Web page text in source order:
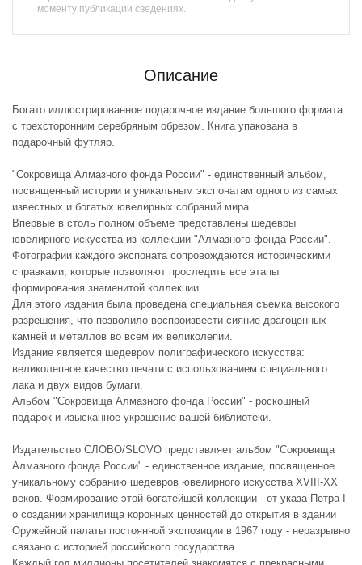
моменту публикации сведениях.
Описание
Богато иллюстрированное подарочное издание большого формата
с трехсторонним серебряным обрезом. Книга упакована в
подарочный футляр.
"Сокровища Алмазного фонда России" - единственный альбом,
посвященный истории и уникальным экспонатам одного из самых
известных и богатых ювелирных собраний мира.
Впервые в столь полном объеме представлены шедевры
ювелирного искусства из коллекции "Алмазного фонда России".
Фотографии каждого экспоната сопровождаются историческими
справками, которые позволяют проследить все этапы
формирования знаменитой коллекции.
Для этого издания была проведена специальная съемка высокого
разрешения, что позволило воспроизвести сияние драгоценных
камней и металлов во всем их великолепии.
Издание является шедевром полиграфического искусства:
великолепное качество печати с использованием специального
лака и двух видов бумаги.
Альбом "Сокровища Алмазного фонда России" - роскошный
подарок и изысканное украшение вашей библиотеки.
Издательство СЛОВО/SLOVO представляет альбом "Сокровища
Алмазного фонда России" - единственное издание, посвященное
уникальному собранию шедевров ювелирного искусства XVIII-XX
веков. Формирование этой богатейшей коллекции - от указа Петра I
о создании хранилища коронных ценностей до открытия в здании
Оружейной палаты постоянной экспозиции в 1967 году - неразрывно
связано с историей российского государства.